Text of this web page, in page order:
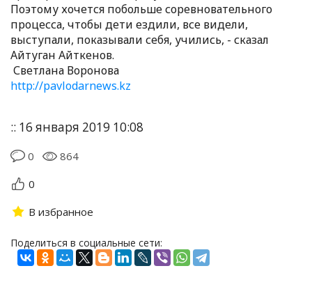
Поэтому хочется побольше соревновательного
процесса, чтобы дети ездили, все видели,
выступали, показывали себя, учились, - сказал
Айтуган Айткенов.
Светлана Воронова
http://pavlodarnews.kz
:: 16 января 2019 10:08
0
864
0
В избранное
Поделиться в социальные сети: